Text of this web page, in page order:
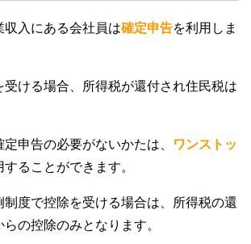
入にある会社員は確定申告を利用しま
受ける場合、所得税が還付され住民税は
申告の必要がないかたは、
ワンストッ
することができます。
制度で控除を受ける場合は、所得税の還
の控除のみとなります。